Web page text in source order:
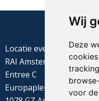
Wij
Deze
voor
Locatie evenement
RAI Amsterdam
Entree C
Europaplein 22